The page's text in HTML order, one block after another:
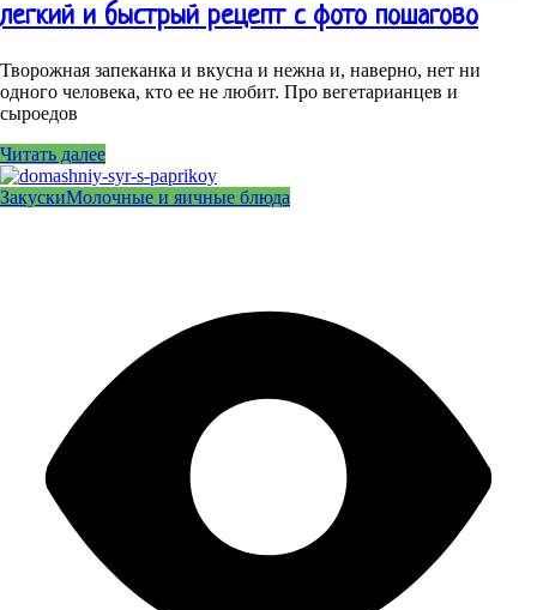
легкий и быстрый рецепт с фото пошагово
Творожная запеканка и вкусна и нежна и, наверно, нет ни
одного человека, кто ее не любит. Про вегетарианцев и
сыроедов
Читать далее
ЗакускиМолочные и яичные блюда